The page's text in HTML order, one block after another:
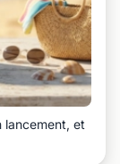
lancement, et